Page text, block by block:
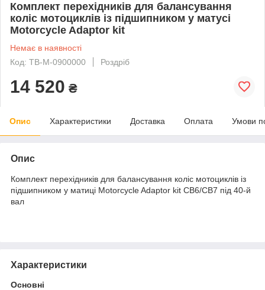
Комплект перехідників для балансування
коліс мотоциклів із підшипником у матусі
Motorcycle Adaptor kit
Немає в наявності
Код: TB-M-0900000
Роздріб
14 520 ₴
Опис Характеристики Доставка Оплата Умови
Опис
Комплект перехідників для балансування коліс мотоциклів із
підшипником у матиці Motorcycle Adaptor kit CB6/CB7 під 40-й
вал
Характеристики
Основні